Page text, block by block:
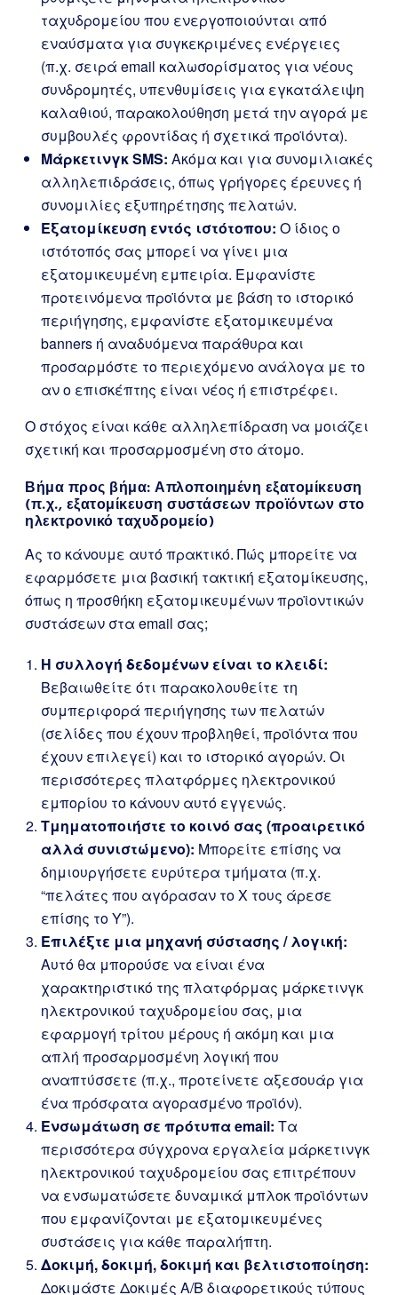
ταχυδρομείου που ενεργοποιούνται από
εναύσματα για συγκεκριμένες ενέργειες
(π.χ. σειρά email καλωσορίσματος για νέους
συνδρομητές, υπενθυμίσεις για εγκατάλειψη
καλαθιού, παρακολούθηση μετά την αγορά με
συμβουλές φροντίδας ή σχετικά προϊόντα).
Μάρκετινγκ SMS: Ακόμα και για συνομιλιακές
αλληλεπιδράσεις, όπως γρήγορες έρευνες ή
συνομιλίες εξυπηρέτησης πελατών.
Εξατομίκευση εντός ιστότοπου: Ο ίδιος ο
ιστότοπός σας μπορεί να γίνει μια
εξατομικευμένη εμπειρία. Εμφανίστε
προτεινόμενα προϊόντα με βάση το ιστορικό
περιήγησης, εμφανίστε εξατομικευμένα
banners ή αναδυόμενα παράθυρα και
προσαρμόστε το περιεχόμενο ανάλογα με το
αν ο επισκέπτης είναι νέος ή επιστρέφει.
Ο στόχος είναι κάθε αλληλεπίδραση να μοιάζει
σχετική και προσαρμοσμένη στο άτομο.
Βήμα προς βήμα: Απλοποιημένη εξατομίκευση
(π.χ., εξατομίκευση συστάσεων προϊόντων στο
ηλεκτρονικό ταχυδρομείο)
Ας το κάνουμε αυτό πρακτικό. Πώς μπορείτε να
εφαρμόσετε μια βασική τακτική εξατομίκευσης,
όπως η προσθήκη εξατομικευμένων προϊοντικών
συστάσεων στα email σας;
Η συλλογή δεδομένων είναι το κλειδί:
Βεβαιωθείτε ότι παρακολουθείτε τη
συμπεριφορά περιήγησης των πελατών
(σελίδες που έχουν προβληθεί, προϊόντα που
έχουν επιλεγεί) και το ιστορικό αγορών. Οι
περισσότερες πλατφόρμες ηλεκτρονικού
εμπορίου το κάνουν αυτό εγγενώς.
Τμηματοποιήστε το κοινό σας (προαιρετικό
αλλά συνιστώμενο): Μπορείτε επίσης να
δημιουργήσετε ευρύτερα τμήματα (π.χ.
“πελάτες που αγόρασαν το Χ τους άρεσε
επίσης το Υ”).
Επιλέξτε μια μηχανή σύστασης / λογική:
Αυτό θα μπορούσε να είναι ένα
χαρακτηριστικό της πλατφόρμας μάρκετινγκ
ηλεκτρονικού ταχυδρομείου σας, μια
εφαρμογή τρίτου μέρους ή ακόμη και μια
απλή προσαρμοσμένη λογική που
αναπτύσσετε (π.χ., προτείνετε αξεσουάρ για
ένα πρόσφατα αγορασμένο προϊόν).
Ενσωμάτωση σε πρότυπα email: Τα
περισσότερα σύγχρονα εργαλεία μάρκετινγκ
ηλεκτρονικού ταχυδρομείου σας επιτρέπουν
να ενσωματώσετε δυναμικά μπλοκ προϊόντων
που εμφανίζονται με εξατομικευμένες
συστάσεις για κάθε παραλήπτη.
Δοκιμή, δοκιμή, δοκιμή και βελτιστοποίηση:
Δοκιμάστε Δοκιμές A/B διαφορετικούς τύπους